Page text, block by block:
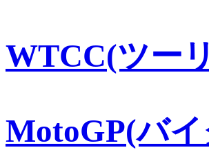
WTCC(ツー
MotoGP(バ